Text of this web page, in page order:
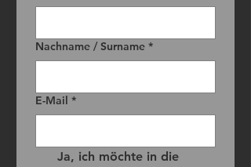
Nachname / Surname *
E-Mail *
Ja, ich möchte in die